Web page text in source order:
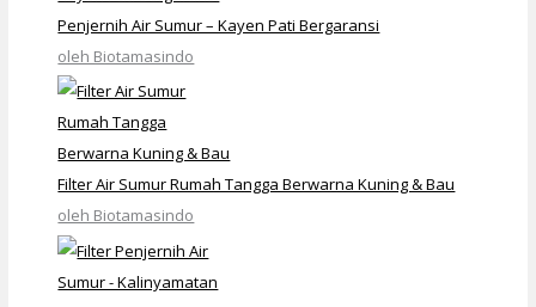
Penjernih Air Sumur – Kayen Pati Bergaransi
oleh Biotamasindo
Filter Air Sumur Rumah Tangga Berwarna Kuning & Bau
oleh Biotamasindo